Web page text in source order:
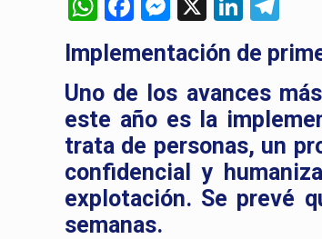
Implementación de
Uno de los avances
este año es la
trata de personas, un
confidencial y
explotación. Se prevé
semanas.